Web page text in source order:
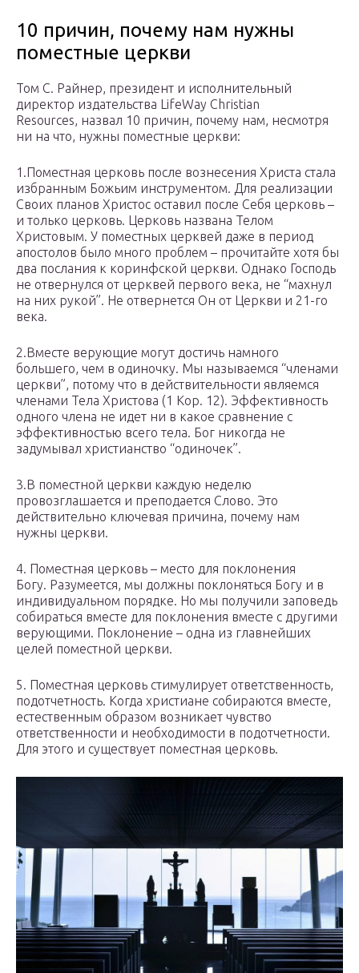
10 причин, почему нам нужны
поместные церкви
Том С. Райнер, президент и исполнительный
директор издательства LifeWay Christian
Resources, назвал 10 причин, почему нам, несмотря
ни на что, нужны поместные церкви:
1.Поместная церковь после вознесения Христа стала
избранным Божьим инструментом. Для реализации
Своих планов Христос оставил после Себя церковь –
и только церковь. Церковь названа Телом
Христовым. У поместных церквей даже в период
апостолов было много проблем – прочитайте хотя бы
два послания к коринфской церкви. Однако Господь
не отвернулся от церквей первого века, не “махнул
на них рукой”. Не отвернется Он от Церкви и 21-го
века.
2.Вместе верующие могут достичь намного
большего, чем в одиночку. Мы называемся “членами
церкви”, потому что в действительности являемся
членами Тела Христова (1 Кор. 12). Эффективность
одного члена не идет ни в какое сравнение с
эффективностью всего тела. Бог никогда не
задумывал христианство “одиночек”.
3.В поместной церкви каждую неделю
провозглашается и преподается Слово. Это
действительно ключевая причина, почему нам
нужны церкви.
4. Поместная церковь – место для поклонения
Богу. Разумеется, мы должны поклоняться Богу и в
индивидуальном порядке. Но мы получили заповедь
собираться вместе для поклонения вместе с другими
верующими. Поклонение – одна из главнейших
целей поместной церкви.
5. Поместная церковь стимулирует ответственность,
подотчетность. Когда христиане собираются вместе,
естественным образом возникает чувство
ответственности и необходимости в подотчетности.
Для этого и существует поместная церковь.